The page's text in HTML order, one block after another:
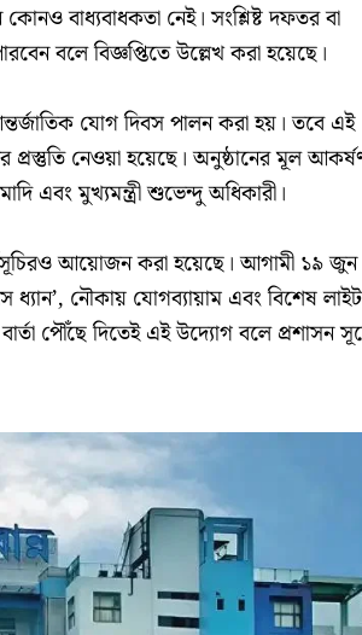
বাধ্যবাধকতা নেই। সংশ্লিষ্ট দফতর বা
বলে বিজ্ঞপ্তিতে উল্লেখ করা হয়েছে।
যোগ দিবস পালন করা হয়। তবে এই
নেওয়া হয়েছে। অনুষ্ঠানের মূল
এবং মুখ্যমন্ত্রী শুভেন্দু অধিকারী।
আয়োজন করা হয়েছে। আগামী ১৯ জুন
নৌকায় যোগব্যায়াম এবং বিশেষ লাইট
পৌঁছে দিতেই এই উদ্যোগ বলে প্রশাসন